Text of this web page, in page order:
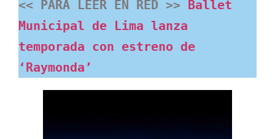
<< PARA LEER EN RED >> Ballet
Municipal de Lima lanza
temporada con estreno de
‘Raymonda’